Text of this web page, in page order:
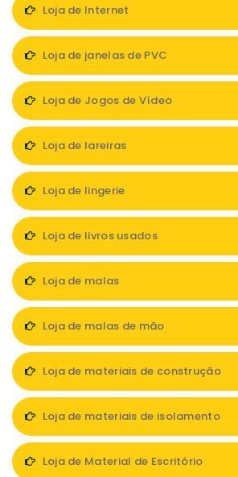
Loja de Internet
Loja de janelas de PVC
Loja de Jogos de Vídeo
Loja de lareiras
Loja de lingerie
Loja de livros usados
Loja de malas
Loja de malas de mão
Loja de materiais de construção
Loja de materiais de isolamento
Loja de Material de Escritório